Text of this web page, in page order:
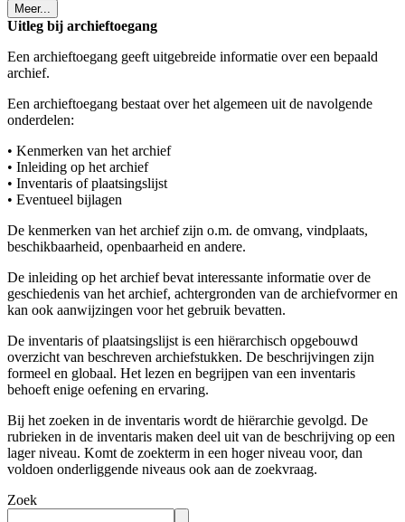
Meer...
Uitleg bij archieftoegang
Een archieftoegang geeft uitgebreide informatie over een bepaald
archief.
Een archieftoegang bestaat over het algemeen uit de navolgende
onderdelen:
• Kenmerken van het archief
• Inleiding op het archief
• Inventaris of plaatsingslijst
• Eventueel bijlagen
De kenmerken van het archief zijn o.m. de omvang, vindplaats,
beschikbaarheid, openbaarheid en andere.
De inleiding op het archief bevat interessante informatie over de
geschiedenis van het archief, achtergronden van de archiefvormer en
kan ook aanwijzingen voor het gebruik bevatten.
De inventaris of plaatsingslijst is een hiërarchisch opgebouwd
overzicht van beschreven archiefstukken. De beschrijvingen zijn
formeel en globaal. Het lezen en begrijpen van een inventaris
behoeft enige oefening en ervaring.
Bij het zoeken in de inventaris wordt de hiërarchie gevolgd. De
rubrieken in de inventaris maken deel uit van de beschrijving op een
lager niveau. Komt de zoekterm in een hoger niveau voor, dan
voldoen onderliggende niveaus ook aan de zoekvraag.
Zoek